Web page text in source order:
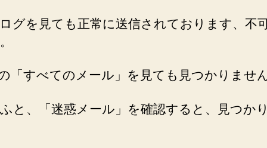
グを見ても正常に送信されております、不
「すべてのメール」を見ても見つかりません
と、「迷惑メール」を確認すると、見つか